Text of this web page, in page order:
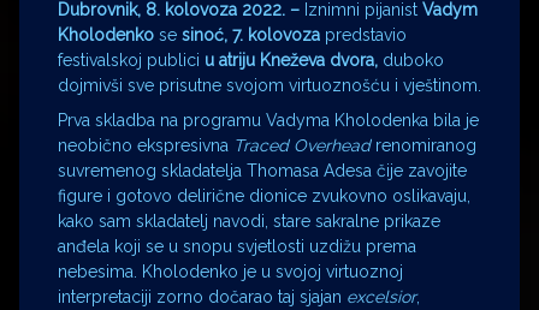
Dubrovnik, 8. kolovoza 2022. – Iznimni pijanist Vadym
Kholodenko se sinoć, 7. kolovoza predstavio
festivalskoj publici u atriju Kneževa dvora, duboko
dojmivši sve prisutne svojom virtuoznošću i vještinom.
Prva skladba na programu Vadyma Kholodenka bila je
neobično ekspresivna Traced Overheadrenomiranog
suvremenog skladatelja Thomasa Adesa čije zavojite
figure i gotovo delirične dionice zvukovno oslikavaju,
kako sam skladatelj navodi, stare sakralne prikaze
anđela koji se u snopu svjetlosti uzdižu prema
nebesima. Kholodenko je u svojoj virtuoznoj
interpretaciji zorno dočarao taj sjajan excelsior,